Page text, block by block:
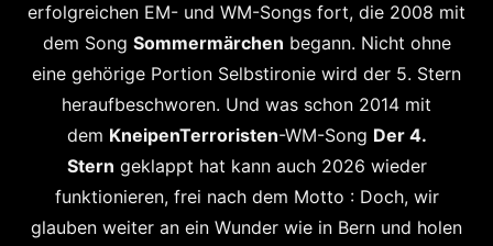
erfolgreichen EM- und WM-Songs fort, die 2008 mit
dem Song Sommermärchen begann. Nicht ohne
eine gehörige Portion Selbstironie wird der 5. Stern
heraufbeschworen. Und was schon 2014 mit
dem KneipenTerroristen-WM-Song Der 4.
Stern geklappt hat kann auch 2026 wieder
funktionieren, frei nach dem Motto : Doch, wir
glauben weiter an ein Wunder wie in Bern und holen